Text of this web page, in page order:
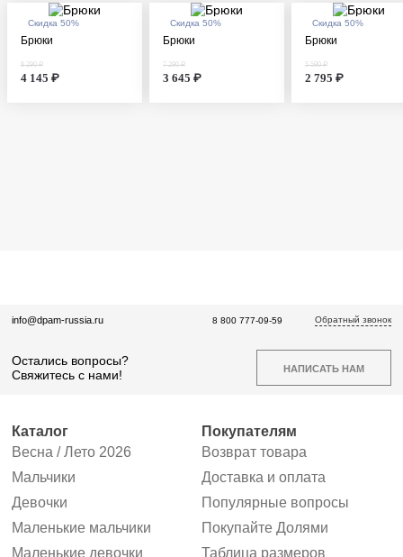
Скидка 50%
Брюки
8 290 ₽
4 145 ₽
Скидка 50%
Брюки
7 290 ₽
3 645 ₽
Скидка 50%
Брюки
5 590 ₽
2 795 ₽
info@dpam-russia.ru
Остались вопросы?
Свяжитесь с нами!
НАПИСАТЬ НАМ
8 800 777-09-59 Обратный звонок
Каталог
Весна / Лето 2026
Мальчики
Девочки
Маленькие мальчики
Маленькие девочки
Покупателям
Возврат товара
Доставка и оплата
Популярные вопросы
Покупайте Долями
Таблица размеров